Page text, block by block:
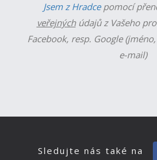
Jsem z Hradcepomocí
veřejnýchúdajů z Vašeho
Facebook, resp. Google
e-mail)
Sledujte nás také na